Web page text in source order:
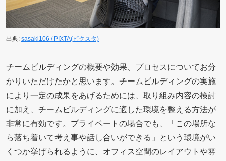
出典: sasaki106 / PIXTA(ピクスタ)
チームビルディングの概要や効果、プロセスについてお分
かりいただけたかと思います。チームビルディングの実施
により一定の成果をあげるためには、取り組み内容の検討
に加え、チームビルディングに適した環境を整える方法が
非常に有効です。プライベートの場合でも、「この場所な
ら落ち着いて考え事や話し合いができる」という環境がい
くつか挙げられるように、オフィス空間のレイアウトや雰